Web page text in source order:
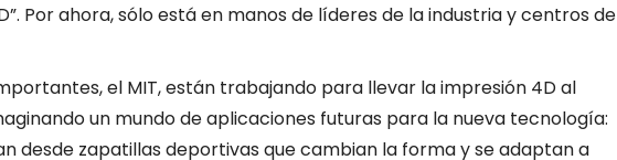
Por ahora, sólo está en manos de líderes de la industria y centros de
el MIT, están trabajando para llevar la impresión 4D al
un mundo de aplicaciones futuras para la nueva tecnología:
desde zapatillas deportivas que cambian la forma y se adaptan a